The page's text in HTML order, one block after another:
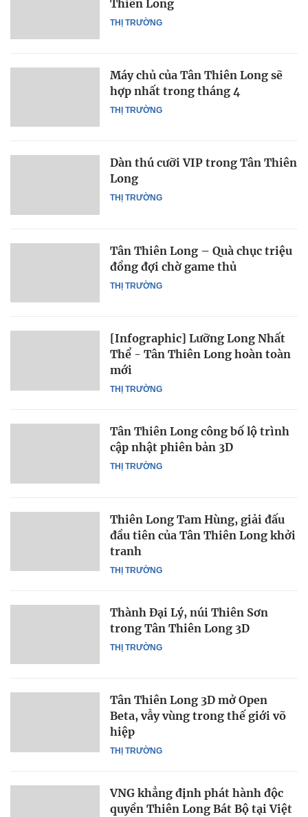
THỊ TRƯỜNG
Thiên Long
THỊ TRƯỜNG
Máy chủ của Tân Thiên Long sẽ
hợp nhất trong tháng 4
THỊ TRƯỜNG
Dàn thú cưỡi VIP trong Tân Thiên
Long
THỊ TRƯỜNG
Tân Thiên Long – Quà chục triệu
đồng đợi chờ game thủ
THỊ TRƯỜNG
[Infographic] Lưỡng Long Nhất
Thể - Tân Thiên Long hoàn toàn
mới
THỊ TRƯỜNG
Tân Thiên Long công bố lộ trình
cập nhật phiên bản 3D
THỊ TRƯỜNG
Thiên Long Tam Hùng, giải đấu
đầu tiên của Tân Thiên Long khởi
tranh
THỊ TRƯỜNG
Thành Đại Lý, núi Thiên Sơn
trong Tân Thiên Long 3D
THỊ TRƯỜNG
Tân Thiên Long 3D mở Open
Beta, vẫy vùng trong thế giới võ
hiệp
VNG khẳng định phát hành độc
quyền Thiên Long Bát Bộ tại Việt